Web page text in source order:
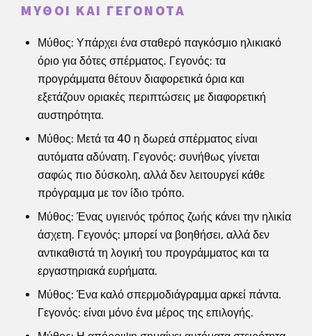
ΜΎΘΟΙ ΚΑΙ ΓΕΓΟΝΌΤΑ
Μύθος: Υπάρχει ένα σταθερό παγκόσμιο ηλικιακό
όριο για δότες σπέρματος. Γεγονός: τα
προγράμματα θέτουν διαφορετικά όρια και
εξετάζουν οριακές περιπτώσεις με διαφορετική
αυστηρότητα.
Μύθος: Μετά τα 40 η δωρεά σπέρματος είναι
αυτόματα αδύνατη. Γεγονός: συνήθως γίνεται
σαφώς πιο δύσκολη, αλλά δεν λειτουργεί κάθε
πρόγραμμα με τον ίδιο τρόπο.
Μύθος: Ένας υγιεινός τρόπος ζωής κάνει την ηλικία
άσχετη. Γεγονός: μπορεί να βοηθήσει, αλλά δεν
αντικαθιστά τη λογική του προγράμματος και τα
εργαστηριακά ευρήματα.
Μύθος: Ένα καλό σπερμοδιάγραμμα αρκεί πάντα.
Γεγονός: είναι μόνο ένα μέρος της επιλογής.